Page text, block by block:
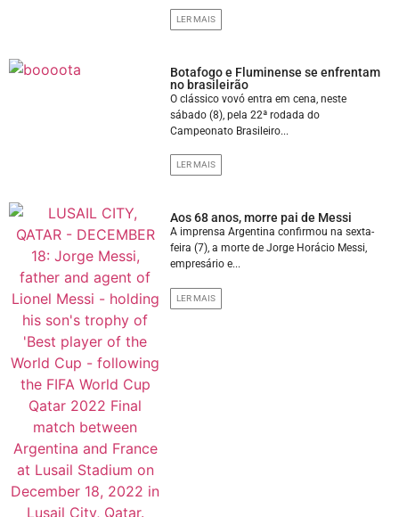
LER MAIS
Botafogo e Fluminense se enfrentam
no brasileirão
O clássico vovó entra em cena, neste
sábado (8), pela 22ª rodada do
Campeonato Brasileiro...
LER MAIS
Aos 68 anos, morre pai de Messi
A imprensa Argentina confirmou na sexta-
feira (7), a morte de Jorge Horácio Messi,
empresário e...
LER MAIS